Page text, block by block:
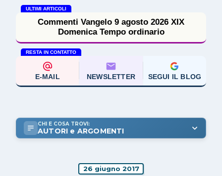
ULTIMI ARTICOLI
Commenti Vangelo 9 agosto 2026 XIX
Domenica Tempo ordinario
RESTA IN CONTATTO
E-MAIL NEWSLETTER SEGUI IL BLOG
CHI E COSA TROVI:
AUTORI e ARGOMENTI
26 giugno 2017